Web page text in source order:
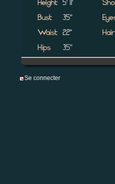
Se connecter